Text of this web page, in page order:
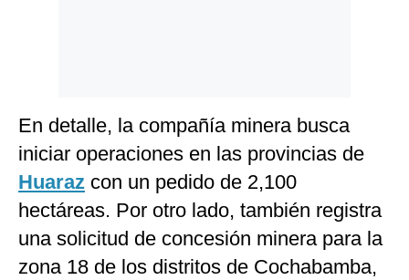
En detalle, la compañía minera busca
iniciar operaciones en las provincias de
Huaraz con un pedido de 2,100
hectáreas. Por otro lado, también registra
una solicitud de concesión minera para la
zona 18 de los distritos de Cochabamba,